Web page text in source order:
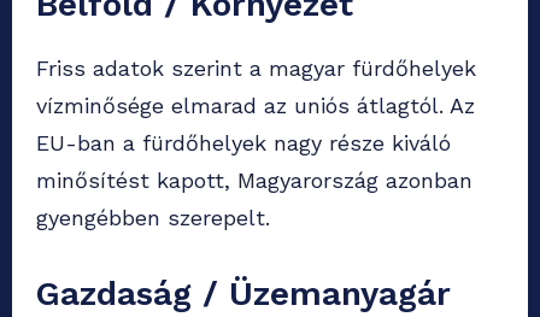
Friss adatok szerint a magyar fürdőhelyek
vízminősége elmarad az uniós átlagtól. Az
EU-ban a fürdőhelyek nagy része kiváló
minősítést kapott, Magyarország azonban
gyengébben szerepelt.
Gazdaság / Üzemanyagár